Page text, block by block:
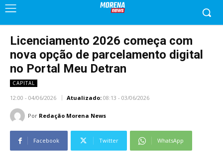
Licenciamento 2026 começa com
nova opção de parcelamento digital
no Portal Meu Detran
CAPITAL
12:00 - 04/06/2026 Atualizado: 08:13 - 03/06/2026
Por Redação Morena News
Facebook Twitter WhatsApp